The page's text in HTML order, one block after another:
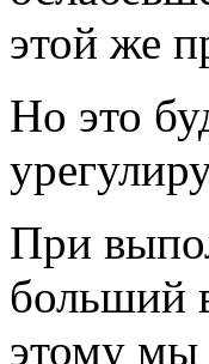
этой же
Но это
При
больший
этому мы